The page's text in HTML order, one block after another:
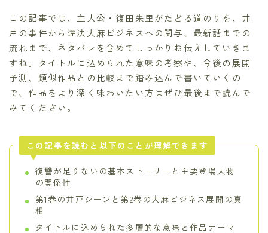
この記事では、主人公・復田朱里がたどる道のりを、井
戸の事件から違法大麻ビジネスへの関与、最新話までの
流れまで、ネタバレを含めてしっかりお伝えしていきま
すね。タイトルに込められた意味の考察や、今後の展開
予測、類似作品との比較まで踏み込んで書いていくの
で、作品をより深く味わいたい方はぜひ最後まで読んで
みてください。
この記事を読むと以下のことが理解できます
復讐が足りないの基本ストーリーと主要登場人物
の関係性
第1巻の井戸シーンと第2巻の大麻ビジネス展開の真
相
タイトルに込められた多層的な意味と作品テーマ